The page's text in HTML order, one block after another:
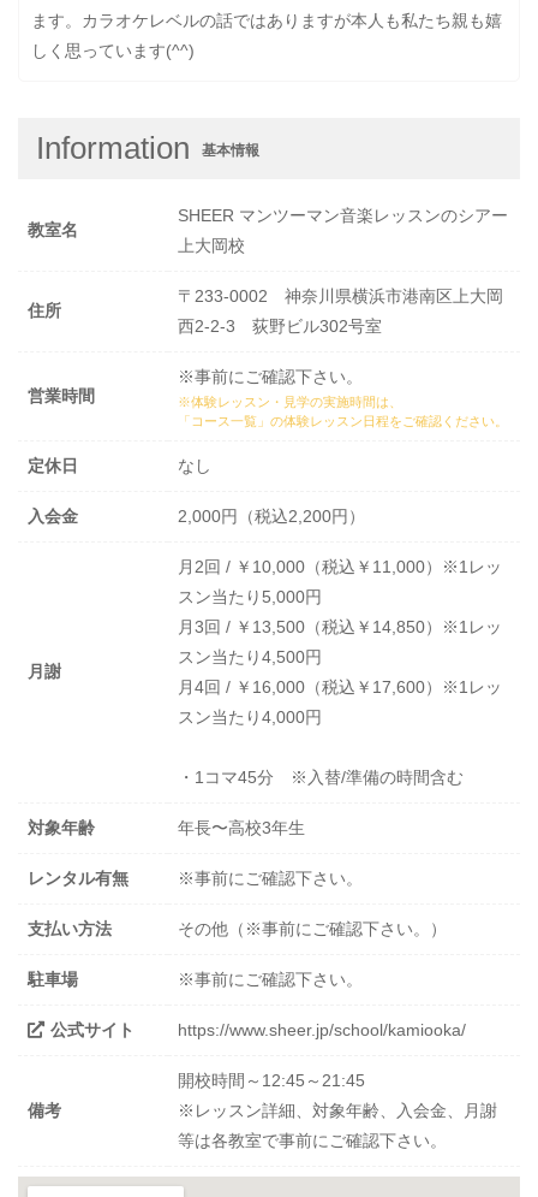
ます。カラオケレベルの話ではありますが本人も私たち親も嬉
しく思っています(^^)
Information 基本情報
教室名
SHEER マンツーマン音楽レッスンのシアー
上大岡校
住所
〒233-0002 神奈川県横浜市港南区上大岡
西2-2-3 荻野ビル302号室
営業時間
※事前にご確認下さい。
※体験レッスン・見学の実施時間は、
「コース一覧」の体験レッスン日程をご確認ください。
定休日 なし
入会金 2,000円（税込2,200円）
月謝
月2回 / ￥10,000（税込￥11,000）※1レッ
スン当たり5,000円
月3回 / ￥13,500（税込￥14,850）※1レッ
スン当たり4,500円
月4回 / ￥16,000（税込￥17,600）※1レッ
スン当たり4,000円
・1コマ45分 ※入替/準備の時間含む
対象年齢 年長〜高校3年生
レンタル有無 ※事前にご確認下さい。
支払い方法 その他（※事前にご確認下さい。）
駐車場 ※事前にご確認下さい。
公式サイト https://www.sheer.jp/school/kamiooka/
備考
開校時間～12:45～21:45
※レッスン詳細、対象年齢、入会金、月謝
等は各教室で事前にご確認下さい。